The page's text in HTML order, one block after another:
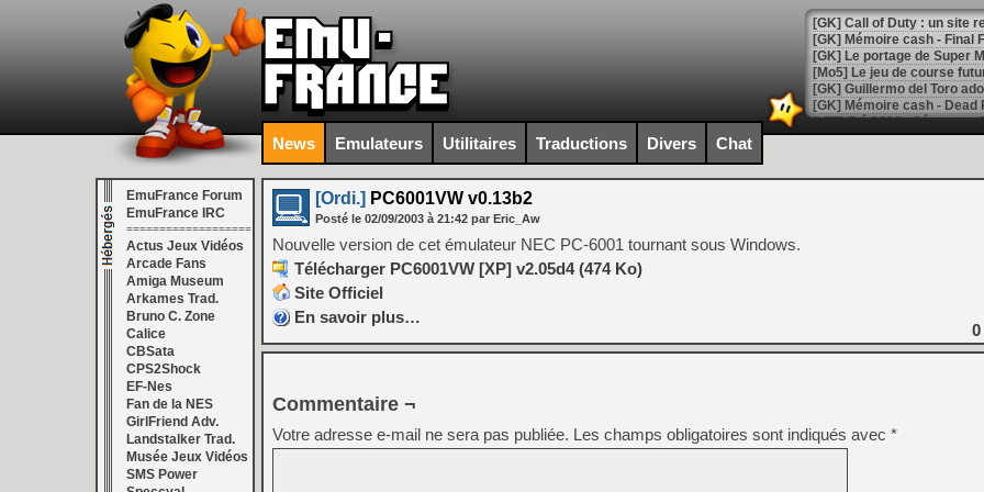
[GK] Le portage de Super
[Mo5] Le jeu de course
[GK] Guillermo del Toro
[LTF] Eté 2026 - Séquence
[GK] Mistfall Hunter :
[GK] Wo Long 2 évolue
[GK] Crossfire : un TPS à
[LS] [PS5] Premiers
[Mo5] DOOM arrive en
[GK] Bethesda fête les 30
[GK] Roblox : l'action en
[GK] Agenda - GeForce
[GK] Devolver Digital en a
[LS] [PS5] ps5-y2jb-
News Emulateurs Utilitaires Traductions Divers Chat
EmuFrance Forum
EmuFrance IRC
===================
Actus Jeux Vidéos
Arcade Fans
Amiga Museum
Arkames Trad.
Bruno C. Zone
Calice
CBSata
CPS2Shock
EF-Nes
Fan de la NES
GirlFriend Adv.
Landstalker Trad.
Musée Jeux Vidéos
SMS Power
[Ordi.] PC6001VW v0.13b2
Posté le 02/09/2003 à 21:42 par Eric_Aw
Nouvelle version de cet émulateur NEC PC-6001 tournant sous Windows.
Télécharger PC6001VW [XP] v2.05d4 (474 Ko)
Site Officiel
En savoir plus…
0
Commentaire ¬
Votre adresse e-mail ne sera pas publiée. Les champs obligatoires sont indiqués avec *